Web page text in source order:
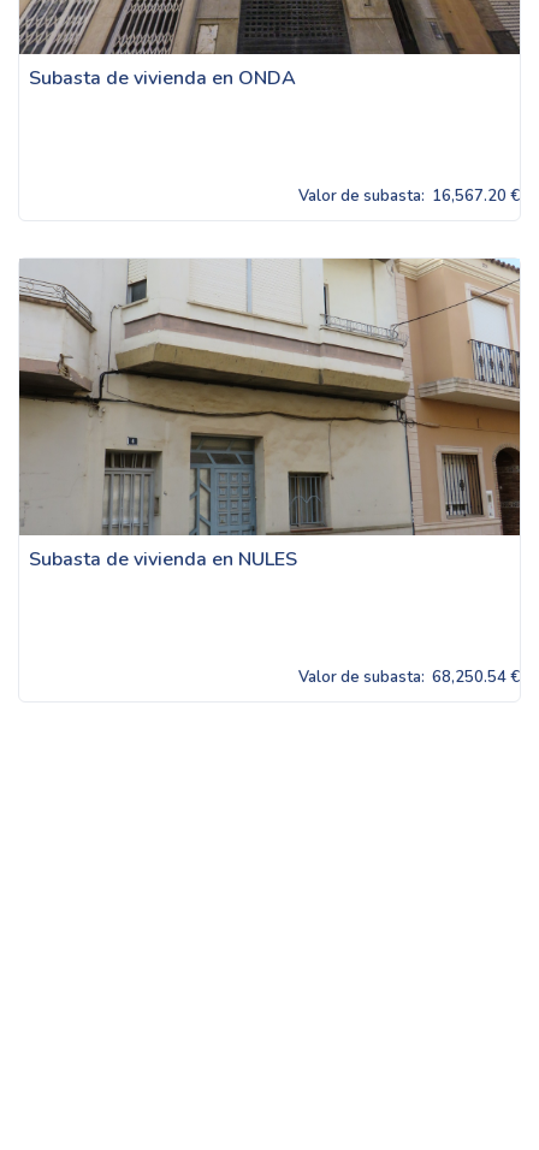
Subasta de vivienda en ONDA
Valor de subasta: 16,567.20 €
Subasta de vivienda en NULES
Valor de subasta: 68,250.54 €